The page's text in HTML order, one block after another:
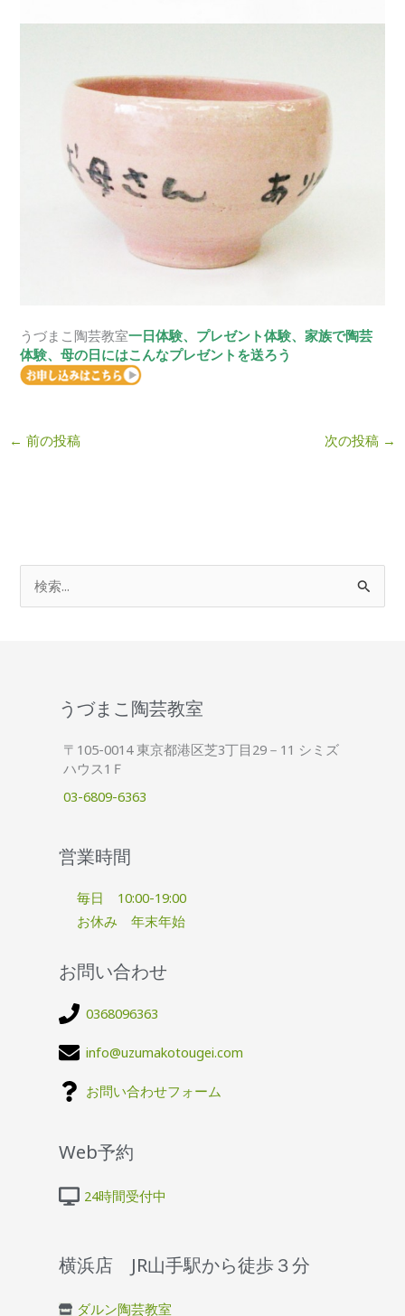
うづまこ陶芸教室一日体験、 プレゼント体験、家族で陶芸
体験、母の日にはこんなプレゼントを送ろう
← 前の投稿 次の投稿 →
うづまこ陶芸教室
〒105-0014 東京都港区芝3丁目29－11 シミズ
ハウス1Ｆ
03-6809-6363
営業時間
毎日 10:00-19:00
お休み 年末年始
お問い合わせ
0368096363
info@uzumakotougei.com
お問い合わせフォーム
Web予約
24時間受付中
横浜店 JR山手駅から徒歩３分
ダルン陶芸教室